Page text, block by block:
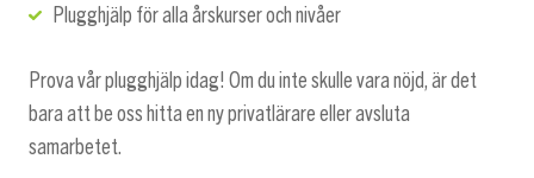
Plugghjälp för alla årskurser och nivåer
Prova vår plugghjälp idag! Om du inte skulle vara nöjd, är det
bara att be oss hitta en ny privatlärare eller avsluta
samarbetet.